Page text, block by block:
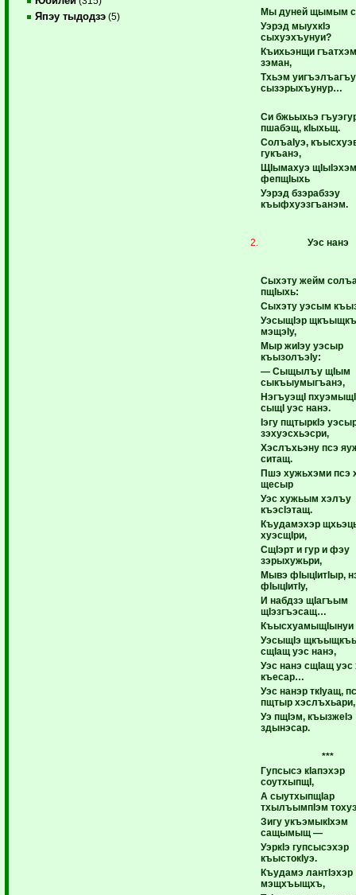
Япэу тыдодзэ (5)
Мы дуней щымым
Уэрэд мыухкIэ
сыхуэхъунуи?
Къихьэнщи
зэман,
Тхьэм уигъэлъагъу
сызэрыхъунур…
Си бжьыхьэ
пшабэщ, кIыхьщ.
СолъаIуэ,
гукъанэ,
ЩIымахуэ щIыIэхэм
фепщIыхь
Уэрэд бзэрабзэу
къыфхуэзгъанэм.
Уэс нанэ
Сыхэту жейм
пщIыхь:
Сыхэту уэсым
УэсыщIэр
мэщэIу,
Мыр жиIэу уэсыр
къызолъэIу:
— Сыщылъу щIым
сыкъыумыгъанэ,
НэгъуэщI
сыщI уэс нанэ.
Iэгу пщтыркIэ
зэхуэсхьэсри,
Хэслъхьэну псэ
ситащ.
Пшэ хужьхэми псэ
щесыр
Уэс хужьым хэлъу
къэсIэтащ.
Къудамэхэр
хуэсщIри,
СщIэрт и гур и фэу
зэрыхужьри,
Мывэ фIыцIитIыр,
фIыцIитIу,
И набдзэ щIагъым
щIэзгъэсащ…
КъысхуамыщIынуи
УэсыщIэ
сщIащ уэс нанэ,
Уэс нанэ сщIащ уэс
къесар…
Уэс нанэр ткIуащ,
пщтыр хэслъхьари,
Уэ пщIэм, къызжеIэ
здынэсар.
***
Гупсысэ кIапэхэр
соутхыпщI,
А сыутхыпщIар
тхылъымпIэм
Зигу укъэмыкIхэм
сащымыщ —
УэркIэ гупсысэхэр
къыстокIуэ.
Къудамэ лантIэхэр
мэщхъыщхъ,